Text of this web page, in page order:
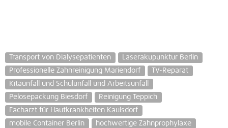
Transport von Dialysepatienten
Laserakupunktur Berlin
Professionelle Zahnreinigung Mariendorf
TV-Reparat
Kitaunfall und Schulunfall und Arbeitsunfall
Pelosepackung Biesdorf
Reinigung Teppich
Facharzt für Hautkrankheiten Kaulsdorf
mobile Container Berlin
hochwertige Zahnprophylaxe